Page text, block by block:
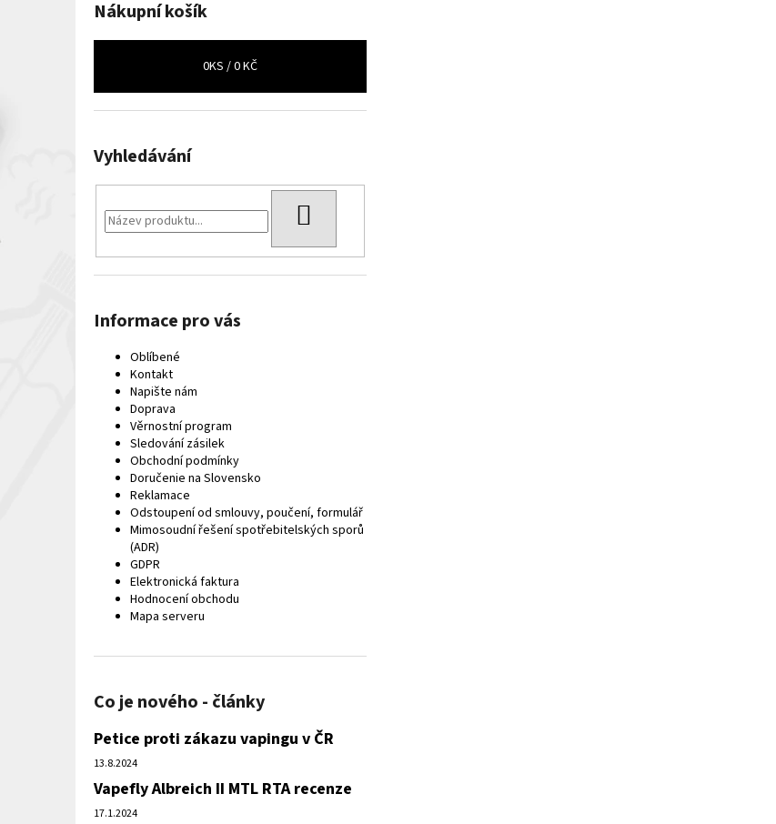
Nákupní košík
0KS /0 KČ
Vyhledávání
Informace pro vás
Oblíbené
Kontakt
Napište nám
Doprava
Věrnostní program
Sledování zásilek
Obchodní podmínky
Doručenie na Slovensko
Reklamace
Odstoupení od smlouvy, poučení, formulář
Mimosoudní řešení spotřebitelských sporů
(ADR)
GDPR
Elektronická faktura
Hodnocení obchodu
Mapa serveru
Co je nového - články
Petice proti zákazu vapingu v ČR
13.8.2024
Vapefly Albreich II MTL RTA recenze
17.1.2024